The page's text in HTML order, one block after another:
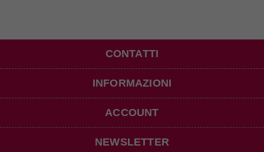
CONTATTI
INFORMAZIONI
ACCOUNT
NEWSLETTER